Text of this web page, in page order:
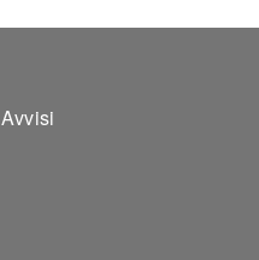
Footer 2
Avvisi